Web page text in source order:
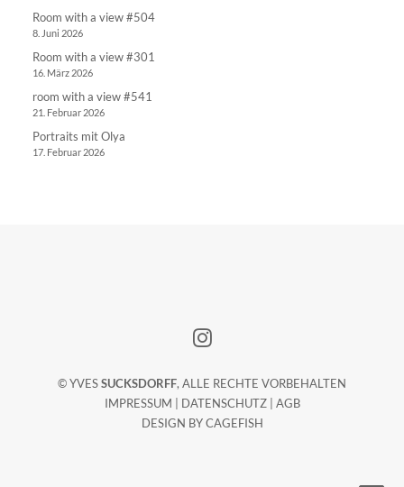
Room with a view #504
8. Juni 2026
Room with a view #301
16. März 2026
room with a view #541
21. Februar 2026
Portraits mit Olya
17. Februar 2026
© YVESSUCKSDORFF, ALLE RECHTE VORBEHALTEN
IMPRESSUM
DATENSCHUTZ| AGB
DESIGN BYCAGEFISH